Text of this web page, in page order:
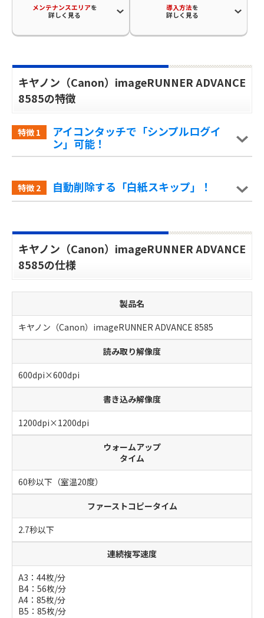
メンテナンスエリアを
詳しく見る
導入方法を
詳しく見る
キヤノン（Canon）imageRUNNER ADVANCE
8585の特徴
特徴 1
アイコンタッチで「シンプルログイ
ン」可能！
特徴 2 自動削除する「白紙スキップ」！
キヤノン（Canon）imageRUNNER ADVANCE
8585の仕様
製品名
キヤノン（Canon）imageRUNNER ADVANCE 8585
読み取り解像度
600dpi×600dpi
書き込み解像度
1200dpi×1200dpi
ウォームアップ
タイム
60秒以下（室温20度）
ファーストコピータイム
2.7秒以下
連続複写速度
A3：44枚/分
B4：56枚/分
A4：85枚/分
B5：85枚/分